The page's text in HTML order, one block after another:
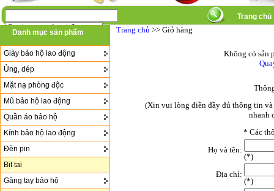
Trang chủ
Danh mục sản phẩm
Giày bảo hộ lao động
Ủng, dép
Mặt nạ phòng độc
Mũ bảo hộ lao động
Quần áo bảo hộ
Kính bảo hộ lao động
Đèn pin
Bịt tai
Găng tay bảo hộ
Trang chủ >> Giỏ hàng
Không có sản
(Xin vui lòng điền đầy đủ thông tin
nhanh
* Các
Họ và tên:
(*)
Địa chỉ:
(*)